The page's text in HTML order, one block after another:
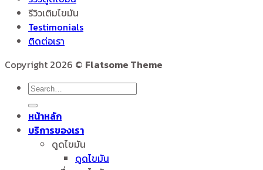
รีวิวเติมไขมัน
Testimonials
ติดต่อเรา
Copyright 2026 © Flatsome Theme
หน้าหลัก
บริการของเรา
ดูดไขมัน
ดูดไขมัน